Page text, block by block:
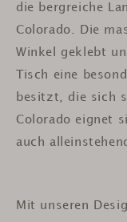
die bergreiche
Colorado. Die
Winkel geklebt
Tisch eine
besitzt, die sich
Colorado eignet
auch
Mit unseren